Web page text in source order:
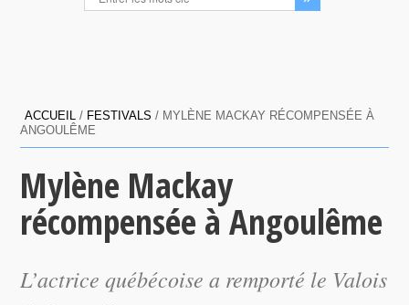
ACCUEIL / FESTIVALS / MYLÈNE MACKAY RÉCOMPENSÉE À
ANGOULÊME
Mylène Mackay
récompensée à Angoulême
L’actrice québécoise a remporté le Valois